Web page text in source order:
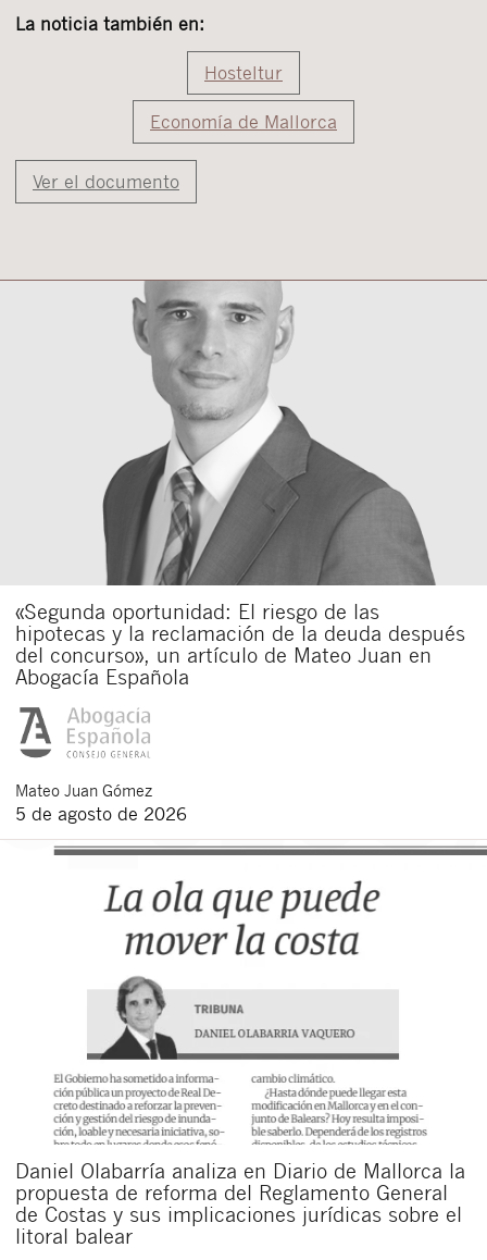
La noticia también en:
Hosteltur
Economía de Mallorca
Ver el documento
«Segunda oportunidad: El riesgo de las
hipotecas y la reclamación de la deuda después
del concurso», un artículo de Mateo Juan en
Abogacía Española
Mateo Juan Gómez
5 de agosto de 2026
Daniel Olabarría analiza en Diario de Mallorca la
propuesta de reforma del Reglamento General
de Costas y sus implicaciones jurídicas sobre el
litoral balear